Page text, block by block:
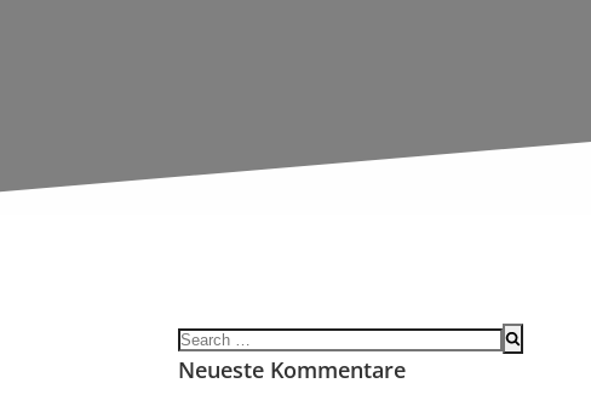
Search
for:
Neueste Kommentare